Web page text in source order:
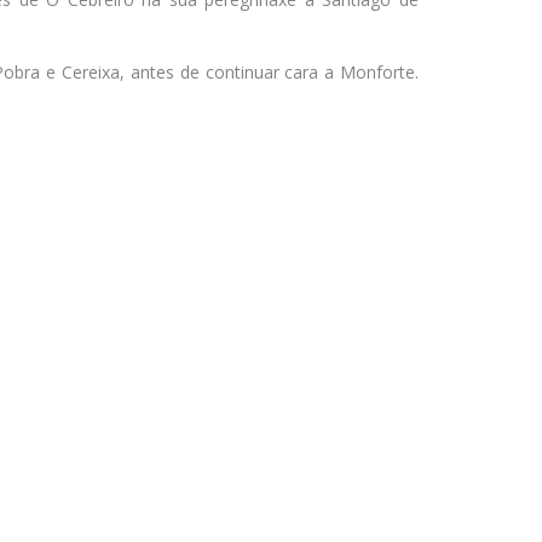
e Cereixa, antes de continuar cara a Monforte.